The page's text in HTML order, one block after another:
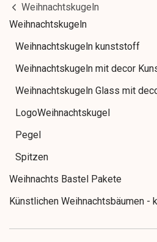
Weihnachtskugeln
Weihnachtskugeln
Weihnachtskugeln kunststoff
Weihnachtskugeln mit decor
Weihnachtskugeln Glass mit
LogoWeihnachtskugel
Pegel
Spitzen
Weihnachts Bastel Pakete
Künstlichen Weihnachtsbäumen -